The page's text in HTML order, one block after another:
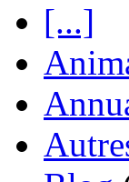
[...]